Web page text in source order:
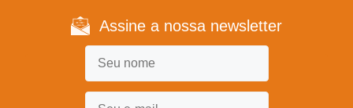
Assine a nossa newsletter